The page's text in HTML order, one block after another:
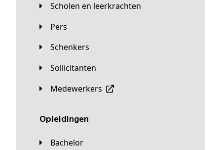
Scholen en leerkrachten
Pers
Schenkers
Sollicitanten
Medewerkers
Opleidingen
Bachelor